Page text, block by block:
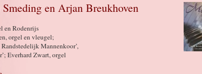
en Arjan Breukhoven
en Rodenrijs
orgel en vleugel;
Mannenkoor’,
Everhard Zwart, orgel